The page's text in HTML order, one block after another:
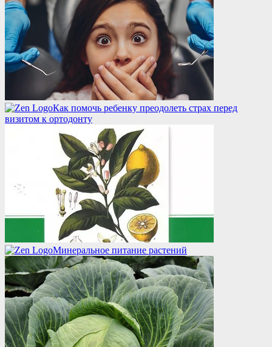
Как помочь ребенку преодолеть страх перед
визитом к ортодонту
Минеральное питание растений